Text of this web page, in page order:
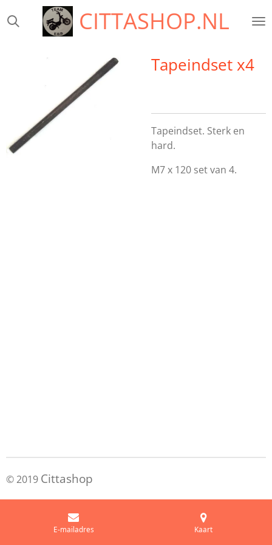
direct
CITTASHOP.NL
Tapeindset x4
Tapeindset. Sterk en
hard.
M7 x 120 set van 4.
© 2019 Cittashop
E-mailadres Kaart